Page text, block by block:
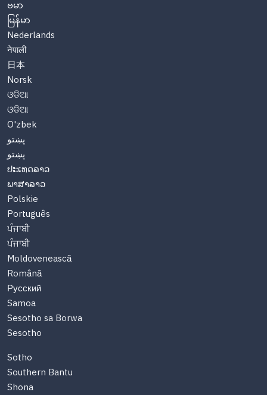
ဗမာ
မြန်မာ
Nederlands
नेपाली
日本
Norsk
ଓଡିଆ
ଓଡିଆ
O'zbek
پښتو
پښتو
ປະເທດລາວ
ພາສາລາວ
Polskie
Português
ਪੰਜਾਬੀ
ਪੰਜਾਬੀ
Moldovenească
Română
Русский
Samoa
Sesotho sa Borwa
Sesotho
Sotho
Southern Bantu
Shona